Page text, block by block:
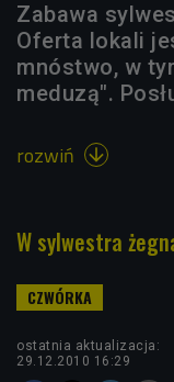
Zabawa
Oferta lokali
mnóstwo, w
meduzą".
rozwiń 
W sylwestra
ostatnia aktualizacja:
29.12.2010 16:29